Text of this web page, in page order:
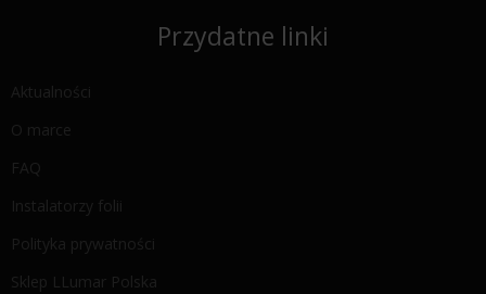
Przydatne linki
Aktualności
O marce
FAQ
Instalatorzy folii
Polityka prywatności
Sklep LLumar Polska